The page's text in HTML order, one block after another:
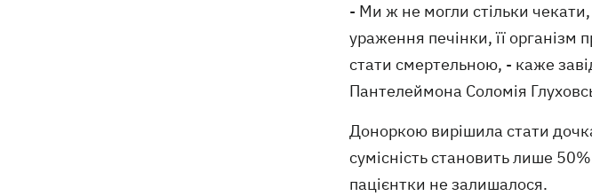
- Ми ж не могли стільки
ураження печінки, її організм
стати смертельною, - каже
Пантелеймона Соломія
Доноркою вирішила стати
сумісність становить лише
пацієнтки не залишалося.